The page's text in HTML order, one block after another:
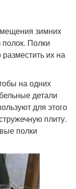
зимних
Полки
их на
на одних
детали
для этого
плиту.
полки